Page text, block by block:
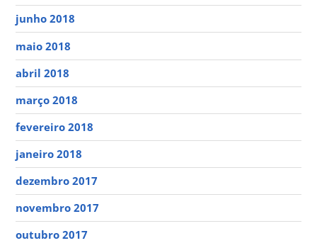
junho 2018
maio 2018
abril 2018
março 2018
fevereiro 2018
janeiro 2018
dezembro 2017
novembro 2017
outubro 2017